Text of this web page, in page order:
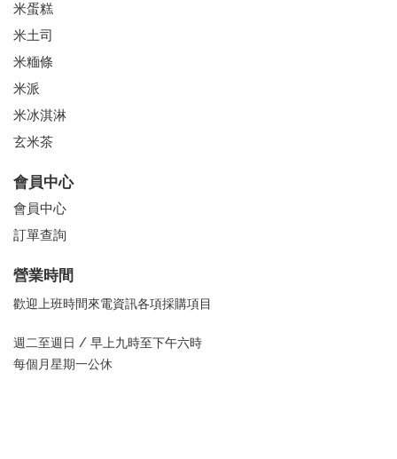
米蛋糕
米土司
米糆條
米派
米冰淇淋
玄米茶
會員中心
會員中心
訂單查詢
營業時間
歡迎上班時間來電資訊各項採購項目
週二至週日 / 早上九時至下午六時
每個月星期一公休